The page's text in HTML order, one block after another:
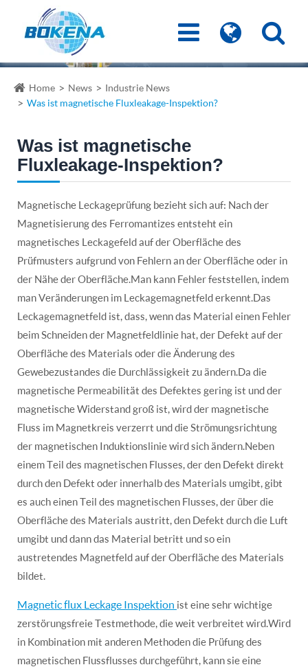
Home News
Industrie News
Was ist magnetische Fluxleakage-Inspektion?
Was ist magnetische
Fluxleakage-Inspektion?
Magnetische Leckageprüfung bezieht sich auf: Nach der
Magnetisierung des Ferromantizes entsteht ein
magnetisches Leckagefeld auf der Oberfläche des
Prüfmusters aufgrund von Fehlern an der Oberfläche oder in
der Nähe der Oberfläche.Man kann Fehler feststellen, indem
man Veränderungen im Leckagemagnetfeld erkennt.Das
Leckagemagnetfeld ist, dass, wenn das Material einen Fehler
beim Schneiden der Magnetfeldlinie hat, der Defekt auf der
Oberfläche des Materials oder die Änderung des
Gewebezustandes die Durchlässigkeit zu ändern.Da die
magnetische Permeabilität des Defektes gering ist und der
magnetische Widerstand groß ist, wird der magnetische
Fluss im Magnetkreis verzerrt und die Strömungsrichtung
der magnetischen Induktionslinie wird sich ändern.Neben
einem Teil des magnetischen Flusses, der den Defekt direkt
durch den Defekt oder innerhalb des Materials umgibt, gibt
es auch einen Teil des magnetischen Flusses, der über die
Oberfläche des Materials austritt, den Defekt durch die Luft
umgibt und dann das Material betritt und so ein
austretendes Magnetfeld auf der Oberfläche des Materials
bildet.
Magnetic flux Leckage Inspektion ist eine sehr wichtige
zerstörungsfreie Testmethode, die weit verbreitet wird.Wird
in Kombination mit anderen Methoden die Prüfung des
magnetischen Flussflusses durchgeführt, kann sie eine